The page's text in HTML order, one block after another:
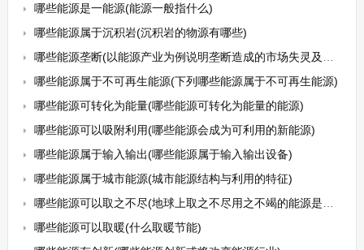
哪些能源是一能源(能源一般指什么)
哪些能源属于沉积岩(沉积岩的物源有哪些)
哪些能源垄断(以能源产业为例说明垄断造成的市场失灵及其解决方法)
哪些能源属于不可再生能源(下列哪些能源属于不可再生能源)
哪些能源可转化为能量(哪些能源可转化为能量的能源)
哪些能源可以吸附利用(哪些能源会成为可利用的新能源)
哪些能源属于输入输出(哪些能源属于输入输出设备)
哪些能源属于城市能源(城市能源结构与利用的特征)
哪些能源可以取之不尽(地球上取之不尽用之不竭的能源是什么能源)
哪些能源可以取暖(什么取暖节能)